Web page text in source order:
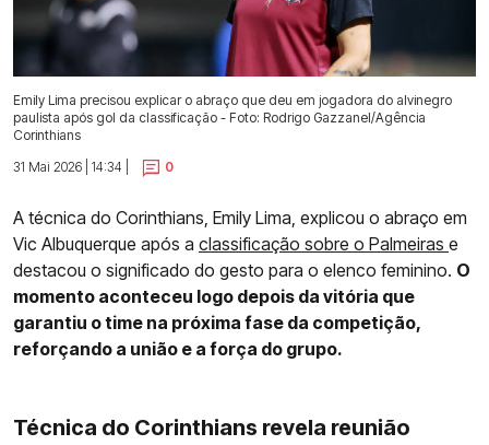
Emily Lima precisou explicar o abraço que deu em jogadora do alvinegro
paulista após gol da classificação - Foto: Rodrigo Gazzanel/Agência
Corinthians
31 Mai 2026 | 14:34 |
0
A técnica do Corinthians, Emily Lima, explicou o abraço em
Vic Albuquerque após a classificação sobre o Palmeiras e
destacou o significado do gesto para o elenco feminino. O
momento aconteceu logo depois da vitória que
garantiu o time na próxima fase da competição,
reforçando a união e a força do grupo.
Técnica do Corinthians revela reunião